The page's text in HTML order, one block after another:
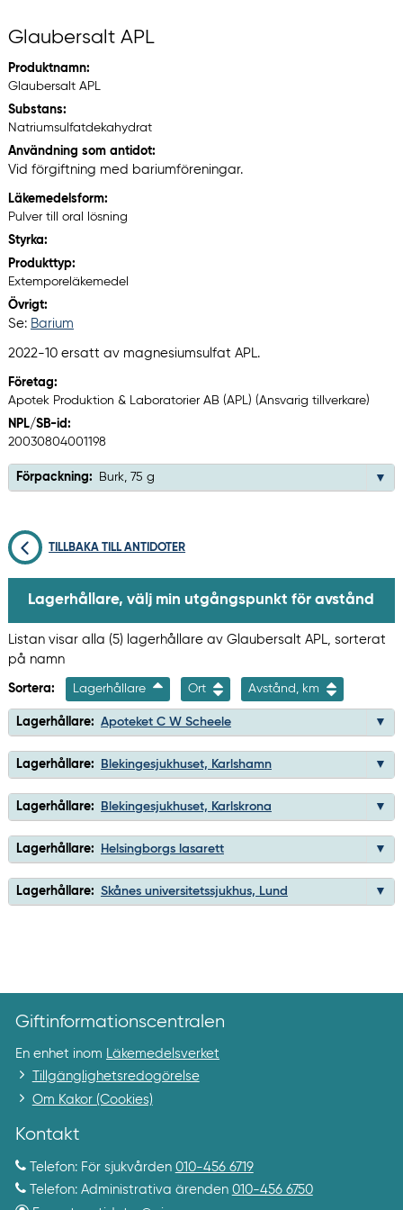
Glaubersalt APL
Produktnamn:
Glaubersalt APL
Substans:
Natriumsulfatdekahydrat
Användning som antidot:
Vid förgiftning med bariumföreningar.
Läkemedelsform:
Pulver till oral lösning
Styrka:
Produkttyp:
Extemporeläkemedel
Övrigt:
Se: Barium
2022-10 ersatt av magnesiumsulfat APL.
Företag:
Apotek Produktion & Laboratorier AB (APL) (Ansvarig tillverkare)
NPL/SB-id:
20030804001198
Förpackning: Burk, 75 g
TILLBAKA TILL ANTIDOTER
Lagerhållare, välj min utgångspunkt för avstånd
Listan visar alla (5) lagerhållare av Glaubersalt APL, sorterat
på namn
Sortera: Lagerhållare Ort Avstånd, km
Lagerhållare: Apoteket C W Scheele
Lagerhållare: Blekingesjukhuset, Karlshamn
Lagerhållare: Blekingesjukhuset, Karlskrona
Lagerhållare: Helsingborgs lasarett
Lagerhållare: Skånes universitetssjukhus, Lund
Giftinformationscentralen
En enhet inom
Läkemedelsverket
Tillgänglighetsredogörelse
Om Kakor (Cookies)
Kontakt
Telefon: För sjukvården 010-456 6719
Telefon: Administrativa ärenden 010-456 6750